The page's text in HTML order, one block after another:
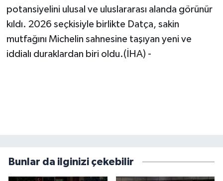
potansiyelini ulusal ve uluslararası alanda görünür
kıldı. 2026 seçkisiyle birlikte Datça, sakin
mutfağını Michelin sahnesine taşıyan yeni ve
iddialı duraklardan biri oldu.(İHA) -
Bunlar da ilginizi çekebilir